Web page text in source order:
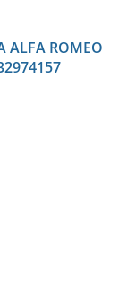
ALFA ROMEO